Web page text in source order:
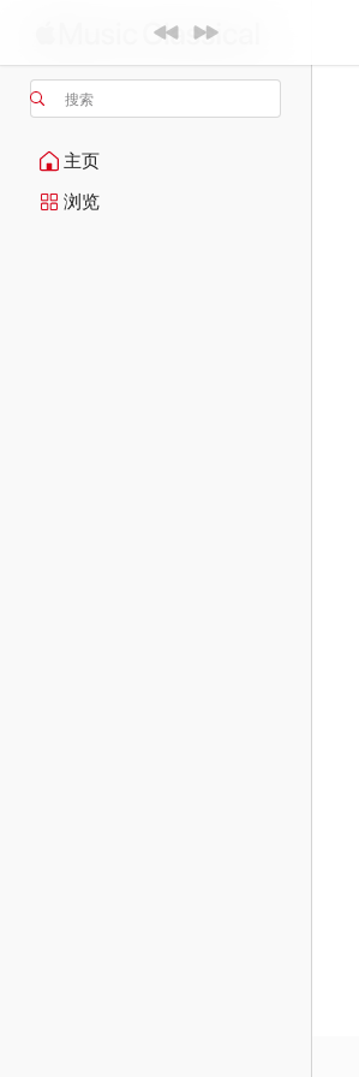
搜索
主页
浏览